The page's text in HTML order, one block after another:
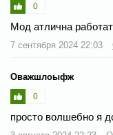
0
Мод атлична
7 сентября 2024 22:03
Оважшлоыфж
0
просто волшебно я